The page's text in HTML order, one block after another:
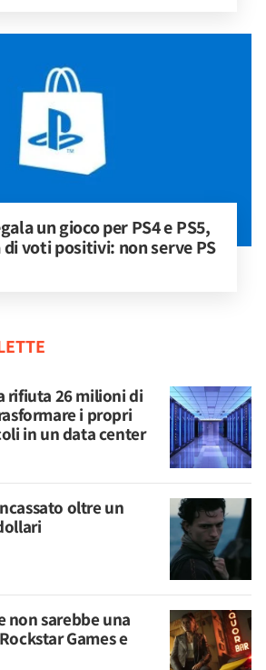
un gioco per PS4 e PS5,
voti positivi: non serve PS
rifiuta 26 milioni di
i propri
in un data center
oltre un
non sarebbe una
Games e